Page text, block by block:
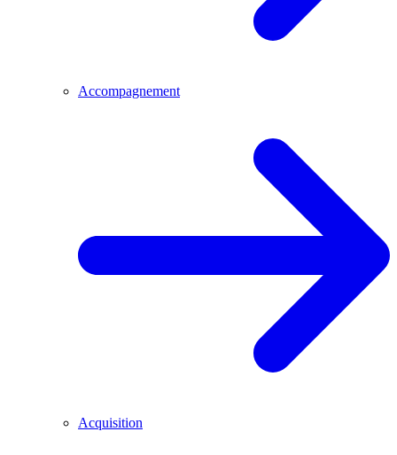
Accompagnement
Acquisition